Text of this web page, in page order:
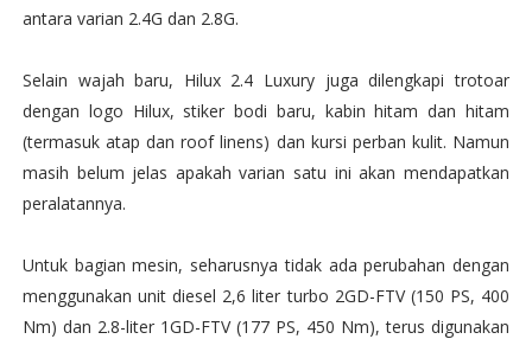
antara varian 2.4G dan 2.8G.
Selain wajah baru, Hilux 2.4 Luxury juga dilengkapi trotoar
dengan logo Hilux, stiker bodi baru, kabin hitam dan hitam
(termasuk atap dan roof linens) dan kursi perban kulit. Namun
masih belum jelas apakah varian satu ini akan mendapatkan
peralatannya.
Untuk bagian mesin, seharusnya tidak ada perubahan dengan
menggunakan unit diesel 2,6 liter turbo 2GD-FTV (150 PS, 400
Nm) dan 2.8-liter 1GD-FTV (177 PS, 450 Nm), terus digunakan